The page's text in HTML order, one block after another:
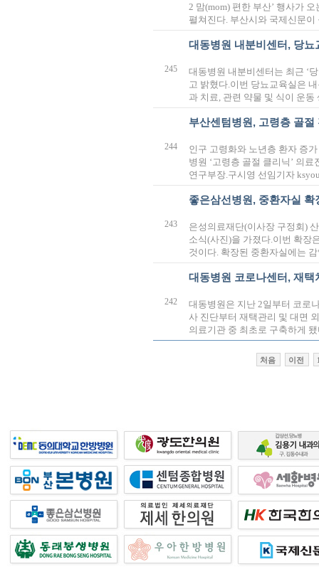
2 맘(mom) 편한 부산’ 행사가
펼쳐진다. 부산시와 국제신문
245
대동병원 내분비센터, 당뇨
대동병원 내분비센터는 최근 ‘
고 밝혔다.이번 당뇨교육실은
과 치료, 관련 약물 및 식이 운
244
부산센텀병원, 고령층 골절
인구 고령화와 노년층 환자 증
병원 ‘고령층 골절 클리닉’ 의
연구부장.구시영 선임기자
243
좋은삼선병원, 중환자실 확
은성의료재단(이사장 구정회)
소식(사진)을 가졌다.이번 확장
것이다. 확장된 중환자실에는
242
대동병원 코로나센터, 재
대동병원은 지난 2일부터 코로
사 진단부터 재택관리 및 대면
의료기관 중 최초로 구축하게
처음 이전